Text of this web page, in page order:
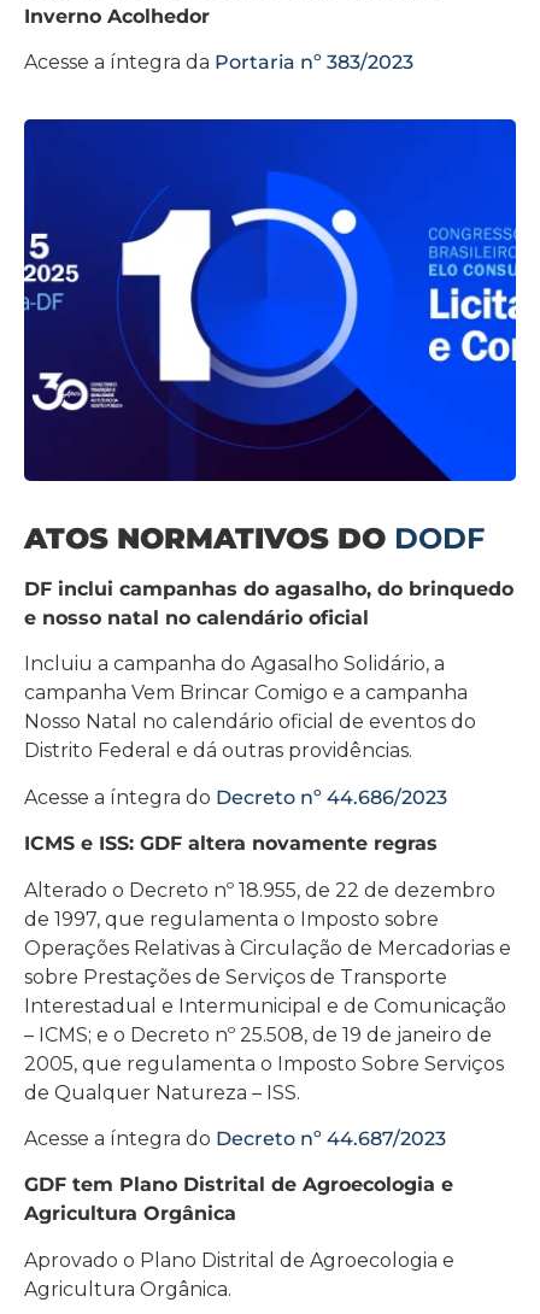
Inverno Acolhedor
Acesse a íntegra da Portaria nº 383/2023
ATOS NORMATIVOS DO DODF
DF inclui campanhas do agasalho, do brinquedo
e nosso natal no calendário oficial
Incluiu a campanha do Agasalho Solidário, a
campanha Vem Brincar Comigo e a campanha
Nosso Natal no calendário oficial de eventos do
Distrito Federal e dá outras providências.
Acesse a íntegra do Decreto nº 44.686/2023
ICMS e ISS: GDF altera novamente regras
Alterado o Decreto nº 18.955, de 22 de dezembro
de 1997, que regulamenta o Imposto sobre
Operações Relativas à Circulação de Mercadorias e
sobre Prestações de Serviços de Transporte
Interestadual e Intermunicipal e de Comunicação
– ICMS; e o Decreto nº 25.508, de 19 de janeiro de
2005, que regulamenta o Imposto Sobre Serviços
de Qualquer Natureza – ISS.
Acesse a íntegra do Decreto nº 44.687/2023
GDF tem Plano Distrital de Agroecologia e
Agricultura Orgânica
Aprovado o Plano Distrital de Agroecologia e
Agricultura Orgânica.